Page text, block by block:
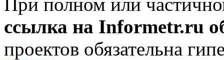
ссылка на Informetr.ru
проектов обязательна